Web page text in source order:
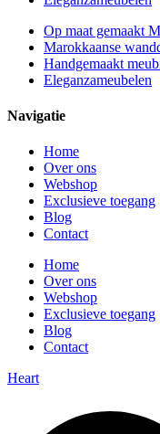
Op maat gemaakt
Marokkaanse
Handgemaakt
Eleganzameubelen
Navigatie
Home
Over ons
Webshop
Exclusieve toegang
Blog
Contact
Home
Over ons
Webshop
Exclusieve toegang
Blog
Contact
Heart